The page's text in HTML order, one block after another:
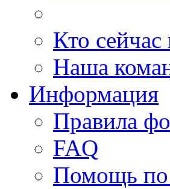
Кто
Наша
Информация
Правила
FAQ
Помощь по